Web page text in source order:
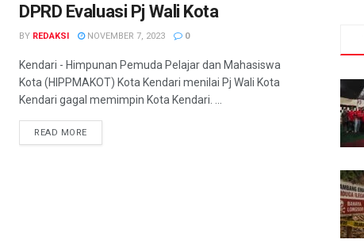
DPRD Evaluasi Pj Wali Kota
BY REDAKSI NOVEMBER 7, 2023 0
Kendari - Himpunan Pemuda Pelajar dan Mahasiswa
Kota (HIPPMAKOT) Kota Kendari menilai Pj Wali Kota
Kendari gagal memimpin Kota Kendari. ...
READ MORE